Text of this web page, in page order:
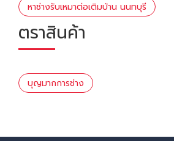
หาช่างรับเหมาต่อเติมบ้าน นนทบุรี
ตราสินค้า
บุญมากการช่าง